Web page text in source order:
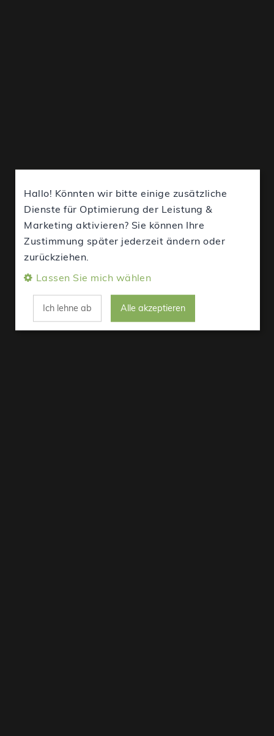
Hallo! Könnten wir bitte einige zusätzliche
Dienste für Optimierung der Leistung &
Marketing aktivieren? Sie können Ihre
Zustimmung später jederzeit ändern oder
zurückziehen.
Lassen Sie mich wählen
Ich lehne ab Alle akzeptieren